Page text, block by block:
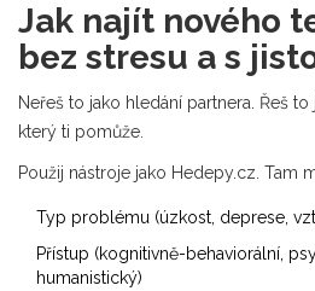
Jak najít nového
bez stresu a s
Neřeš to jako hledání partnera. Řeš
který ti pomůže.
Použij nástroje jako Hedepy.cz. Tam
Typ problému (úzkost, deprese,
Přístup (kognitivně-behaviorální,
humanistický)